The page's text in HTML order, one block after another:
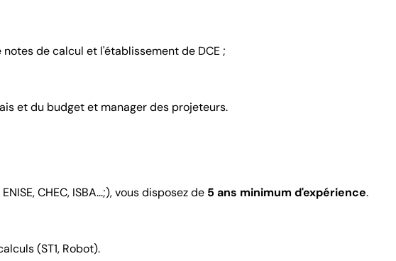
de calcul et l'établissement de DCE ;
et du budget et manager des projeteurs.
CHEC, ISBA...;), vous disposez de 5 ans minimum d'expérience.
(ST1, Robot).